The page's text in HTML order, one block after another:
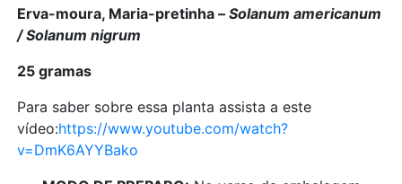
/
Solanum
(folhas
secas)
quantidade
Erva-moura, Maria-pretinha –Solanum americanum
/ Solanum nigrum
25 gramas
Para saber sobre essa planta assista a este
vídeo:https://www.youtube.com/watch?
v=DmK6AYYBako